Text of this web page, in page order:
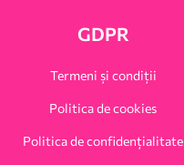
GDPR
Termeni și condiții
Politica de cookies
Politica de confidențialitate